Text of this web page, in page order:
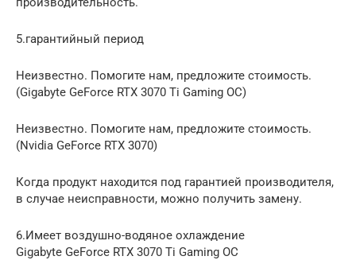
5.гарантийный период
Неизвестно. Помогите нам, предложите стоимость.
(Gigabyte GeForce RTX 3070 Ti Gaming OC)
Неизвестно. Помогите нам, предложите стоимость.
(Nvidia GeForce RTX 3070)
Когда продукт находится под гарантией производителя,
в случае неисправности, можно получить замену.
6.Имеет воздушно-водяное охлаждение
Gigabyte GeForce RTX 3070 Ti Gaming OC